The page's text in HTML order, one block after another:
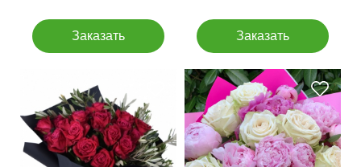
Современная упаковка